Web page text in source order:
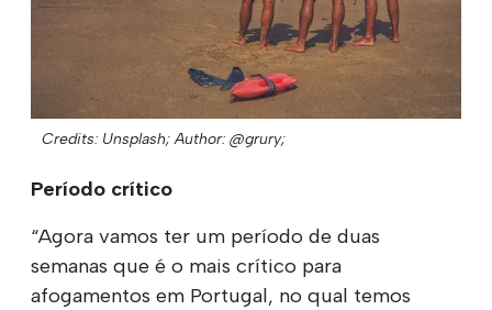
Credits: Unsplash; Author: @grury;
Período crítico
“Agora vamos ter um período de duas
semanas que é o mais crítico para
afogamentos em Portugal, no qual temos